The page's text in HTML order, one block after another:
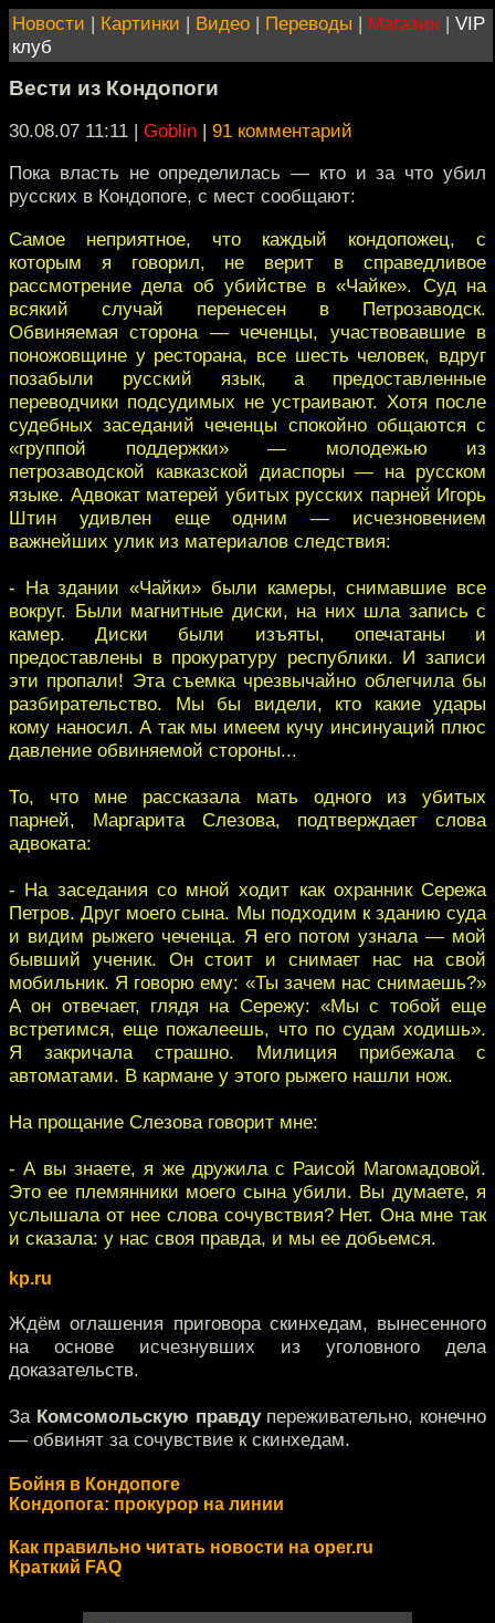
Новости | Картинки | Видео | Переводы | Магазин | VIP
клуб
Вести из Кондопоги
30.08.07 11:11 | Goblin | 91 комментарий
Пока власть не определилась — кто и за что убил
русских в Кондопоге, с мест сообщают:
Самое неприятное, что каждый кондопожец, с
которым я говорил, не верит в справедливое
рассмотрение дела об убийстве в «Чайке». Суд на
всякий случай перенесен в Петрозаводск.
Обвиняемая сторона — чеченцы, участвовавшие в
поножовщине у ресторана, все шесть человек, вдруг
позабыли русский язык, а предоставленные
переводчики подсудимых не устраивают. Хотя после
судебных заседаний чеченцы спокойно общаются с
«группой поддержки» — молодежью из
петрозаводской кавказской диаспоры — на русском
языке. Адвокат матерей убитых русских парней Игорь
Штин удивлен еще одним — исчезновением
важнейших улик из материалов следствия:
- На здании «Чайки» были камеры, снимавшие все
вокруг. Были магнитные диски, на них шла запись с
камер. Диски были изъяты, опечатаны и
предоставлены в прокуратуру республики. И записи
эти пропали! Эта съемка чрезвычайно облегчила бы
разбирательство. Мы бы видели, кто какие удары
кому наносил. А так мы имеем кучу инсинуаций плюс
давление обвиняемой стороны...
То, что мне рассказала мать одного из убитых
парней, Маргарита Слезова, подтверждает слова
адвоката:
- На заседания со мной ходит как охранник Сережа
Петров. Друг моего сына. Мы подходим к зданию суда
и видим рыжего чеченца. Я его потом узнала — мой
бывший ученик. Он стоит и снимает нас на свой
мобильник. Я говорю ему: «Ты зачем нас снимаешь?»
А он отвечает, глядя на Сережу: «Мы с тобой еще
встретимся, еще пожалеешь, что по судам ходишь».
Я закричала страшно. Милиция прибежала с
автоматами. В кармане у этого рыжего нашли нож.
На прощание Слезова говорит мне:
- А вы знаете, я же дружила с Раисой Магомадовой.
Это ее племянники моего сына убили. Вы думаете, я
услышала от нее слова сочувствия? Нет. Она мне так
и сказала: у нас своя правда, и мы ее добьемся.
kp.ru
Ждём оглашения приговора скинхедам, вынесенного
на основе исчезнувших из уголовного дела
доказательств.
За Комсомольскую правдупереживательно, конечно
— обвинят за сочувствие к скинхедам.
Бойня в Кондопоге
Кондопога: прокурор на линии
Как правильно читать новости на oper.ru
Краткий FAQ